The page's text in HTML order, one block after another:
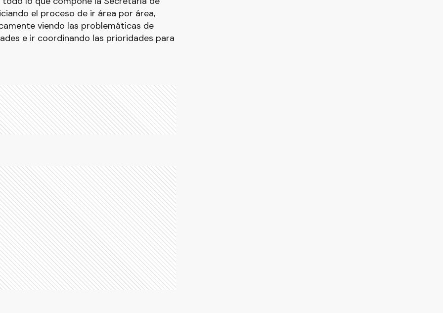
el proceso de ir área por área,
viendo las problemáticas de
e ir coordinando las prioridades para